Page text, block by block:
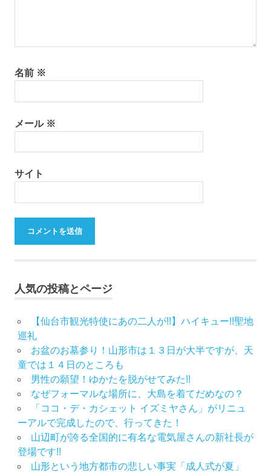
名前 ※
メール ※
サイト
人気の投稿とページ
【仙台市観光特使にあの二人が!!】ハイキュー!!聖地
巡礼
お盆のお墓参り！山形市は１３日が大半ですが、天
童では１４日のところも
男性の願望！ゆかたを脱がせてみた!!
なぜフォーマルな場所に、大島を着てだめなの？
「ココ・デ・カシェット イズミヤさん」がリニュ
ーアルで完成したので、行ってきた！
山辺町が誇る全国的に有名な電気屋さんの新社長が
登場です!!
山形という地方都市の悲しい事実「成人式が夏」